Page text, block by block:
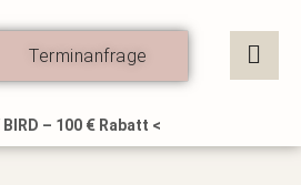
Terminanfrage
BIRD – 100 € Rabatt <